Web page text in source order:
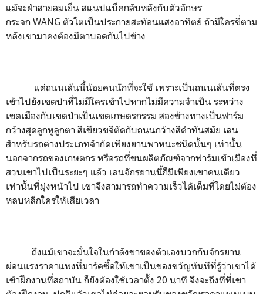
แม้จะฝ่าสายลมเย็น สแนปแบ็คกลับหลังกับตัวอักษร
กระจก WANG ตัวโตเป็นประกายสะท้อนแสงอาทิตย์ ถ้ามีใครขี่ตาม
หลังเขามาคงต้องมีตาบอดกันไปข้าง
แต่ถนนเส้นนี้น้อยคนนักที่จะใช้ เพราะเป็นถนนเส้นที่ตรง
เข้าไปยังเขตป่าที่ไม่มีใครเข้าไปหากไม่มีความจำเป็น ระหว่าง
เขตเมืองกับเขตป่าเป็นเขตเกษตรกรรม สองข้างทางเป็นฟาร์ม
กว้างสุดลูกหูลูกตา สีเขียวขจีตัดกับถนนกว้างสีดำทันสมัย เลน
สำหรับรถต่างประเภทจำกัดเพียงยานพาหนะชนิดนั้นๆ เท่านั้น
นอกจากรถของเกษตกร หรือรถที่ขนผลิตภัณฑ์จากฟาร์มเข้าเมืองที่
สวนเขาไปเป็นระยะๆ แล้ว เลนจักรยานนี้ก็มีเพียงเขาคนเดียว
เท่านั้นที่มุ่งหน้าไป เขาจึงสามารถทำความเร็วได้เต็มที่โดยไม่ต้อง
หลบหลีกใครให้เสียเวลา
ถึงแม้เขาจะมั่นใจในกำลังขาของตัวเองบวกกับจักรยาน
ผ่อนแรงราคาแพงที่มาร์คซื้อให้เขาเป็นของขวัญทันทีที่รู้ว่าเขาได้
เข้าฝึกงานที่สถาบัน ก็ยังต้องใช้เวลาตั้ง 20 นาที จึงจะถึงที่ที่เขา